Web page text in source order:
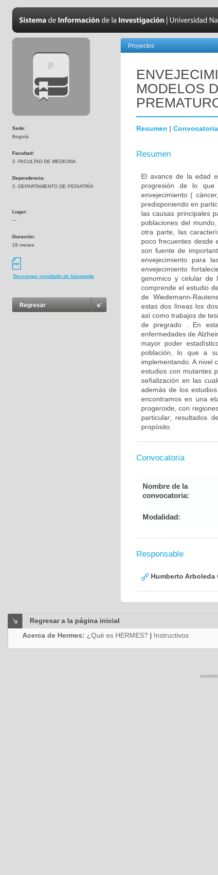
Sede:
Bogotá
Facultad:
2- FACULTAD DE MEDICINA
Dependencia:
2- DEPARTAMENTO DE PEDIATRÍA
Lugar:
---
Duración:
18 meses
Descargar resultado de búsqueda
Regresar
Proyectos
MODELOS
Resumen | Convocatoria
Resumen
El avance de la edad
progresión de lo que
envejecimiento (
predisponiendo en
las causas principales
poblaciones del
otra parte, las
poco frecuentes desde
son fuente de
envejecimiento para
envejecimiento
genomico y celular de
comprende el estudio
de Wiedemann-
estas dos lìneas los
asì como trabajos de
de pregrado . En
enfermedades de
mayor poder
población, lo que a
implementando. A nivel
estudios con mutantes
señalización en las
ademàs de los
encontramos en una
progeroide, con
particular; resultados
propòsito.
Convocatoria
Nombre de la
convocatoria:
Modalidad:
Responsable
Humberto Arboleda
Regresar a la página inicial
Acerca de Hermes: ¿Qué es HERMES? | Instructivos